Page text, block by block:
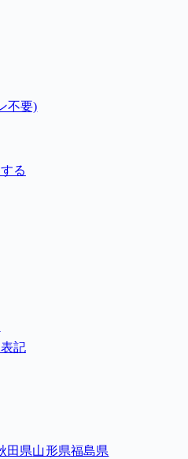
不要)
る
記
田県山形県福島県